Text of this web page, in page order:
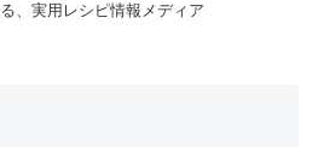
、実用レシピ情報メディア